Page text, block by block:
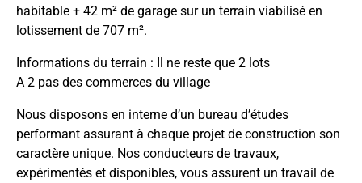
habitable + 42 m² de garage sur un terrain viabilisé en
lotissement de 707 m².
Informations du terrain : Il ne reste que 2 lots
A 2 pas des commerces du village
Nous disposons en interne d’un bureau d’études
performant assurant à chaque projet de construction son
caractère unique. Nos conducteurs de travaux,
expérimentés et disponibles, vous assurent un travail de